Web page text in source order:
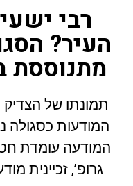
רבי
העיר?
מתנוססת
תמונתו של
המודעות כסגולה
המודעה עומדת
גרופ’, זכיינית